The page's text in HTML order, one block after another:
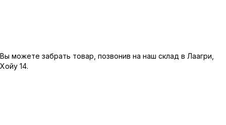
Вы можете забрать товар, позвонив на наш склад в Лаагри,
Хойу 14.